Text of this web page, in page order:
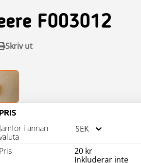
F003012
Skriv ut
PRIS
Jämför i annan
SEK
Pris
20 kr
Inkluderar inte